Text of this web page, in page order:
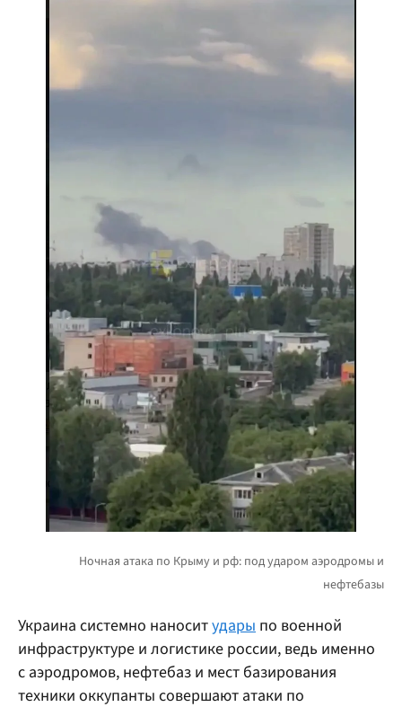
Украина системно наноситудары по военной
инфраструктуре и логистике россии, ведь именно
с аэродромов, нефтебаз и мест базирования
техники оккупанты совершают атаки по